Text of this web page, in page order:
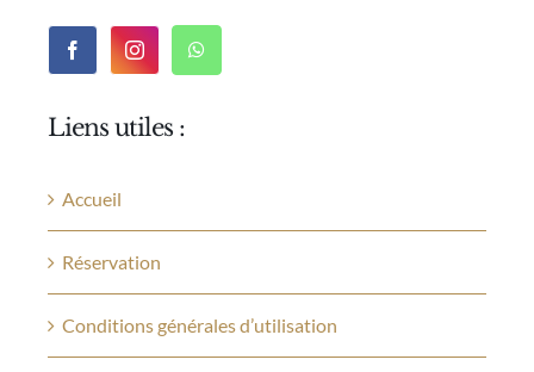
Liens utiles :
Accueil
Réservation
Conditions générales d’utilisation